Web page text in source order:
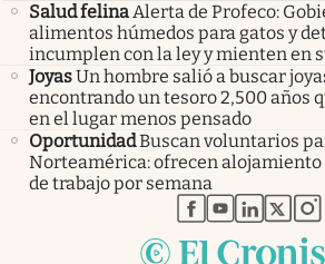
Salud felinaAlerta de Profeco:
alimentos húmedos para gatos y
incumplen con la ley y mienten en
JoyasUn hombre salió a buscar
encontrando un tesoro 2,500 años
en el lugar menos pensado
OportunidadBuscan voluntarios
Norteamérica: ofrecen alojamiento
de trabajo por semana
abre en nueva
abre enabre en